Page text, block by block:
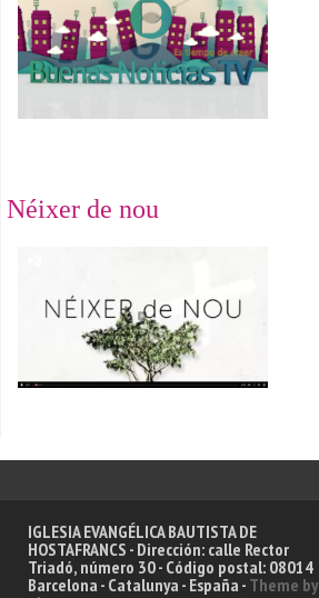
Néixer de nou
IGLESIA EVANGÉLICA BAUTISTA DE
HOSTAFRANCS - Dirección: calle Rector
Triadó, número 30 - Código postal: 08014
Barcelona - Catalunya - España - Theme by